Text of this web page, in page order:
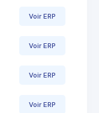
Voir ERP
Voir ERP
Voir ERP
Voir ERP